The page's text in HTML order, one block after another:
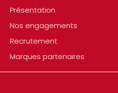
Présentation
Nos engagements
Recrutement
Marques partenaires